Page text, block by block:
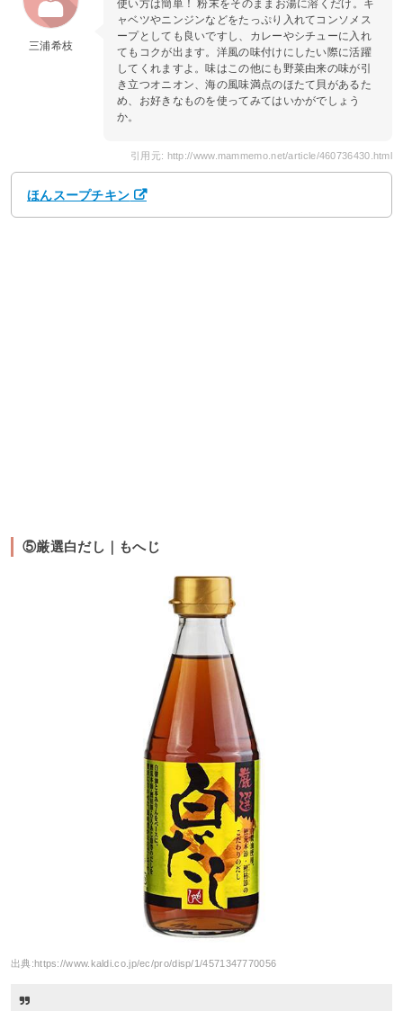
三浦希枝
使い方は簡単！ 粉末をそのままお湯に溶くだけ。キ
ャベツやニンジンなどをたっぷり入れてコンソメス
ープとしても良いですし、カレーやシチューに入れ
てもコクが出ます。洋風の味付けにしたい際に活躍
してくれますよ。味はこの他にも野菜由来の味が引
き立つオニオン、海の風味満点のほたて貝があるた
め、お好きなものを使ってみてはいかがでしょう
か。
引用元: http://www.mammemo.net/article/460736430.html
ほんスープチキン
⑤厳選白だし｜もへじ
出典: https://www.kaldi.co.jp/ec/pro/disp/1/4571347770056